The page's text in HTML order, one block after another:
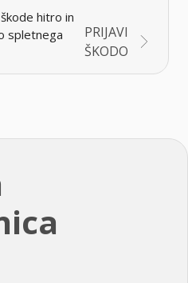
hitro in
spletnega
PRIJAVI
ŠKODO